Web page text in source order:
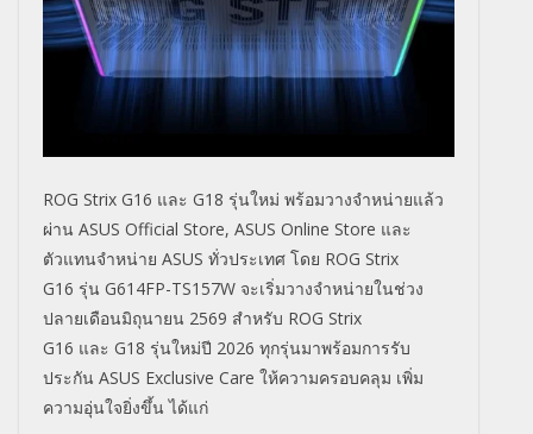
ROG Strix G16 และ G18 รุ่นใหม่ พร้อมวางจำหน่ายแล้ว
ผ่าน ASUS Official Store, ASUS Online Store และ
ตัวแทนจำหน่าย ASUS ทั่วประเทศ โดย ROG Strix
G16 รุ่น G614FP-TS157W จะเริ่มวางจำหน่ายในช่วง
ปลายเดือนมิถุนายน 2569 สำหรับ ROG Strix
G16 และ G18 รุ่นใหม่ปี 2026 ทุกรุ่นมาพร้อมการรับ
ประกัน ASUS Exclusive Care ให้ความครอบคลุม เพิ่ม
ความอุ่นใจยิ่งขึ้น ได้แก่